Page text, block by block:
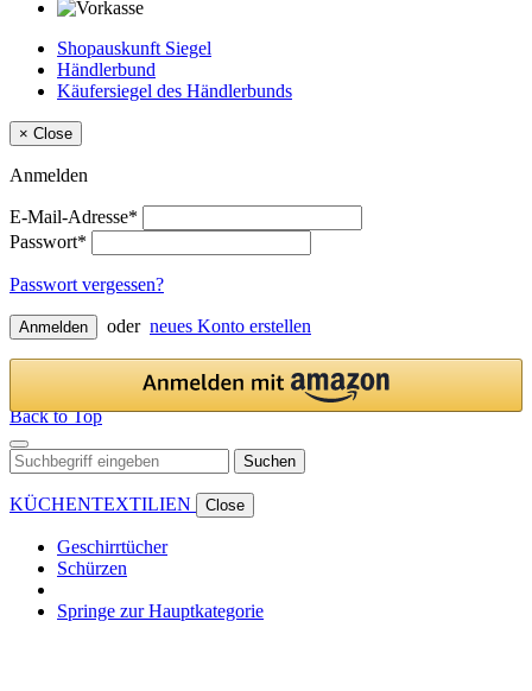
Shopauskunft Siegel
Händlerbund
Käufersiegel des Händlerbunds
× Close
Anmelden
E-Mail-Adresse*
Passwort*
Passwort vergessen?
Anmelden oder neues Konto erstellen
Back to Top
Suchen
KÜCHENTEXTILIEN Close
Geschirrtücher
Schürzen
Springe zur Hauptkategorie